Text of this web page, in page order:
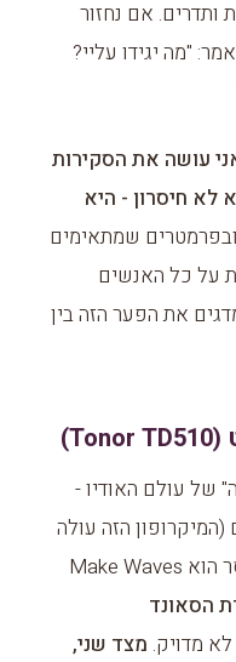
ותדרים. אם נחזור
"מה יגידו עליי?
עושה את הסקירות
לא חיסרון - היא
שמתאימים
על כל האנשים
את הפער הזה בין
של עולם האודיו -
הזה עולה
סביב ה-60 דולר בלבד). הלוגו שלהם הוא דג שקופץ מהמים, והמסר הוא Make Waves
הסאונד
מדויק. מצד שני,